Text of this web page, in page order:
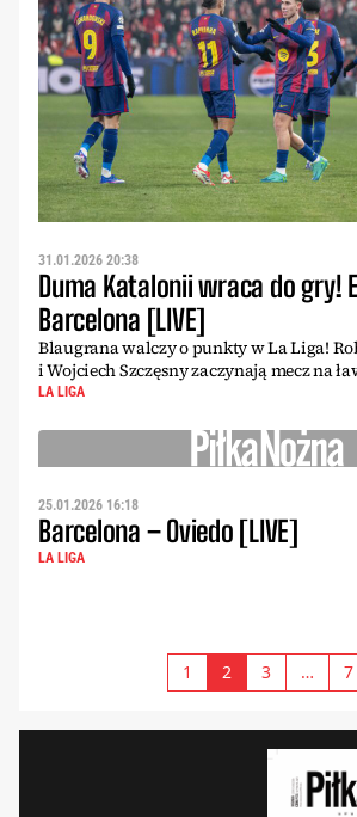
31.01.2026 20:38
Duma Katalonii wraca do gry!
Barcelona [LIVE]
Blaugrana walczy o punkty w La Liga!
i Wojciech Szczęsny zaczynają mecz na
LA LIGA
25.01.2026 16:18
Barcelona – Oviedo [LIVE]
LA LIGA
1 2 3 … 7